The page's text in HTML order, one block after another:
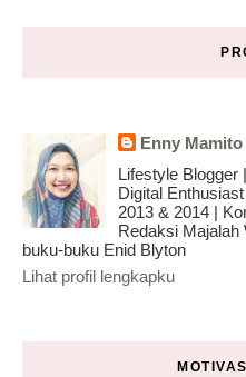
Enny Mamito
Lifestyle Blogger
Digital
2013 & 2014 |
Redaksi Majalah
buku-buku Enid Blyton
Lihat profil lengkapku